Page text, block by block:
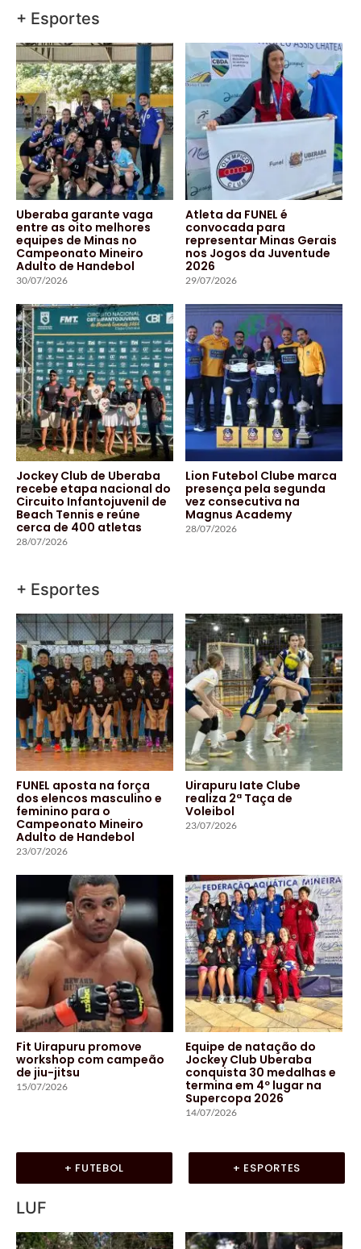
+ Esportes
Uberaba garante vaga
entre as oito melhores
equipes de Minas no
Campeonato Mineiro
Adulto de Handebol
30/07/2026
Atleta da FUNEL é
convocada para
representar Minas Gerais
nos Jogos da Juventude
2026
29/07/2026
Jockey Club de Uberaba
recebe etapa nacional do
Circuito Infantojuvenil de
Beach Tennis e reúne
cerca de 400 atletas
28/07/2026
Lion Futebol Clube marca
presença pela segunda
vez consecutiva na
Magnus Academy
28/07/2026
+ Esportes
FUNEL aposta na força
dos elencos masculino e
feminino para o
Campeonato Mineiro
Adulto de Handebol
23/07/2026
Uirapuru Iate Clube
realiza 2ª Taça de
Voleibol
23/07/2026
Fit Uirapuru promove
workshop com campeão
de jiu-jitsu
15/07/2026
Equipe de natação do
Jockey Club Uberaba
conquista 30 medalhas e
termina em 4º lugar na
Supercopa 2026
14/07/2026
+ FUTEBOL + ESPORTES
LUF